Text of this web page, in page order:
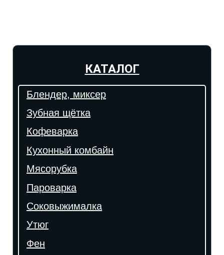
КАТАЛОГ
Блендер, миксер
Зубная щётка
Кофеварка
Кухонный комбайн
Мясорубка
Пароварка
Соковыжималка
Утюг
Фен